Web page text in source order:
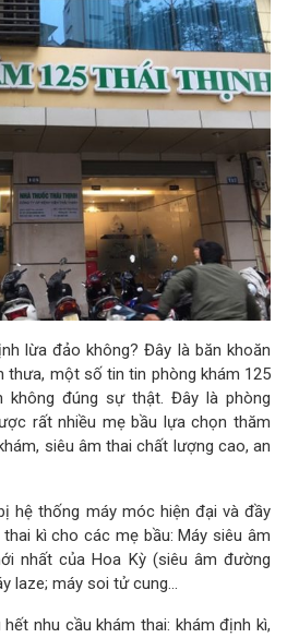
lừa đảo không? Đây là băn khoăn
thưa, một số tin tin phòng khám 125
không đúng sự thật. Đây là phòng
rất nhiều mẹ bầu lựa chọn thăm
siêu âm thai chất lượng cao, an
hệ thống máy móc hiện đại và đầy
kì cho các mẹ bầu: Máy siêu âm
nhất của Hoa Kỳ (siêu âm đường
laze; máy soi tử cung…
nhu cầu khám thai: khám định kì,